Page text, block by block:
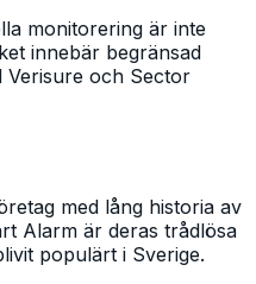
monitorering är inte
innebär begränsad
och Sector
med lång historia av
Alarm är deras trådlösa
populärt i Sverige.